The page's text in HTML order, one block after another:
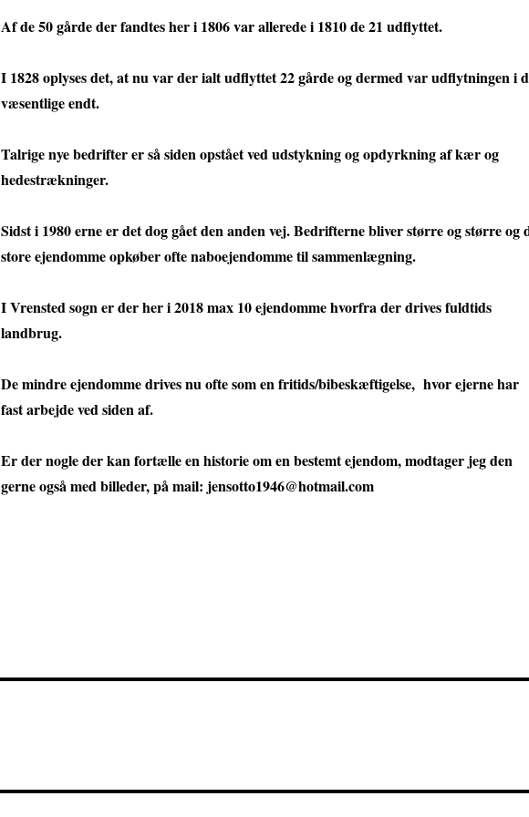
Af de 50 gårde der fandtes her i 1806 var allerede i 1810 de 21 udflyttet.
I 1828 oplyses det, at nu var der ialt udflyttet 22 gårde og dermed var udflytningen i
væsentlige endt.
Talrige nye bedrifter er så siden opstået ved udstykning og opdyrkning af kær og
hedestrækninger.
Sidst i 1980 erne er det dog gået den anden vej. Bedrifterne bliver større og større og
store ejendomme opkøber ofte naboejendomme til sammenlægning.
I Vrensted sogn er der her i 2018 max 10 ejendomme hvorfra der drives fuldtids
landbrug.
De mindre ejendomme drives nu ofte som en fritids/bibeskæftigelse, hvor ejerne har
fast arbejde ved siden af.
Er der nogle der kan fortælle en historie om en bestemt ejendom, modtager jeg den
gerne også med billeder, på mail: jensotto1946@hotmail.com